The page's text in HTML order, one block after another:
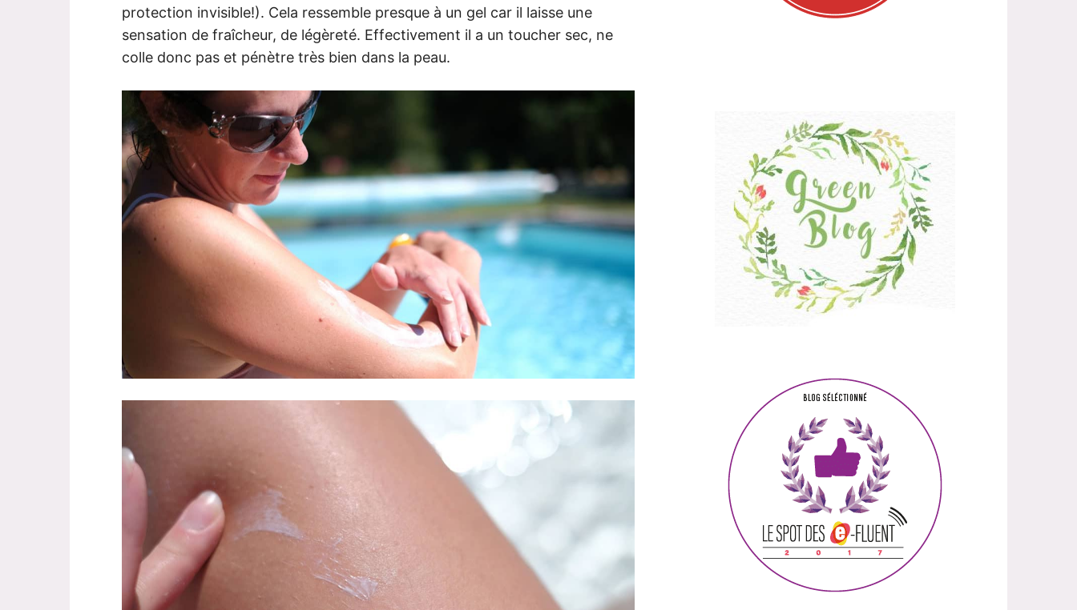
protection invisible!). Cela ressemble presque à un gel car il laisse une
sensation de fraîcheur, de légèreté. Effectivement il a un toucher sec, ne
colle donc pas et pénètre très bien dans la peau.